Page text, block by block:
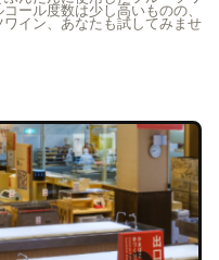
ール度数は少し高いものの、
イン、あなたも試してみませ